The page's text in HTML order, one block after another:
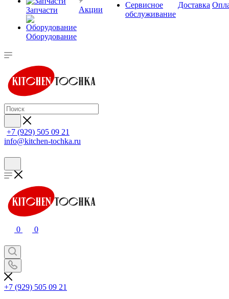
Запчасти
Оборудование
Акции
Сервисное
обслуживание
Доставка
+7 (929) 505 09 21
info@kitchen-tochka.ru
0 0
+7 (929) 505 09 21